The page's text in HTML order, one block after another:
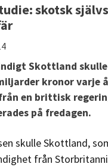
skotsk
Skottland
kronor varje
en brittisk
på fredagen.
skulle Skottland,
från